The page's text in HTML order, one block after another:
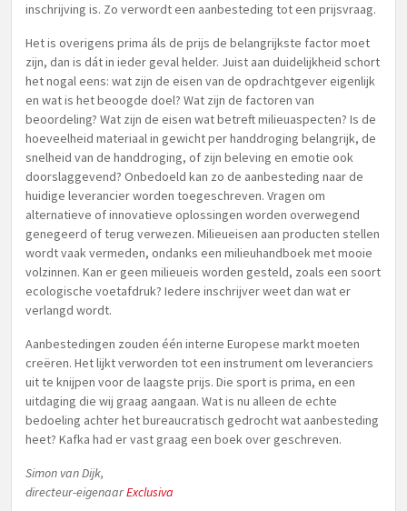
inschrijving is. Zo verwordt een aanbesteding tot een prijsvraag.
Het is overigens prima áls de prijs de belangrijkste factor moet
zijn, dan is dát in ieder geval helder. Juist aan duidelijkheid schort
het nogal eens: wat zijn de eisen van de opdrachtgever eigenlijk
en wat is het beoogde doel? Wat zijn de factoren van
beoordeling? Wat zijn de eisen wat betreft milieuaspecten? Is de
hoeveelheid materiaal in gewicht per handdroging belangrijk, de
snelheid van de handdroging, of zijn beleving en emotie ook
doorslaggevend? Onbedoeld kan zo de aanbesteding naar de
huidige leverancier worden toegeschreven. Vragen om
alternatieve of innovatieve oplossingen worden overwegend
genegeerd of terug verwezen. Milieueisen aan producten stellen
wordt vaak vermeden, ondanks een milieuhandboek met mooie
volzinnen. Kan er geen milieueis worden gesteld, zoals een soort
ecologische voetafdruk? Iedere inschrijver weet dan wat er
verlangd wordt.
Aanbestedingen zouden één interne Europese markt moeten
creëren. Het lijkt verworden tot een instrument om leveranciers
uit te knijpen voor de laagste prijs. Die sport is prima, en een
uitdaging die wij graag aangaan. Wat is nu alleen de echte
bedoeling achter het bureaucratisch gedrocht wat aanbesteding
heet? Kafka had er vast graag een boek over geschreven.
Simon van Dijk,
directeur-eigenaarExclusiva